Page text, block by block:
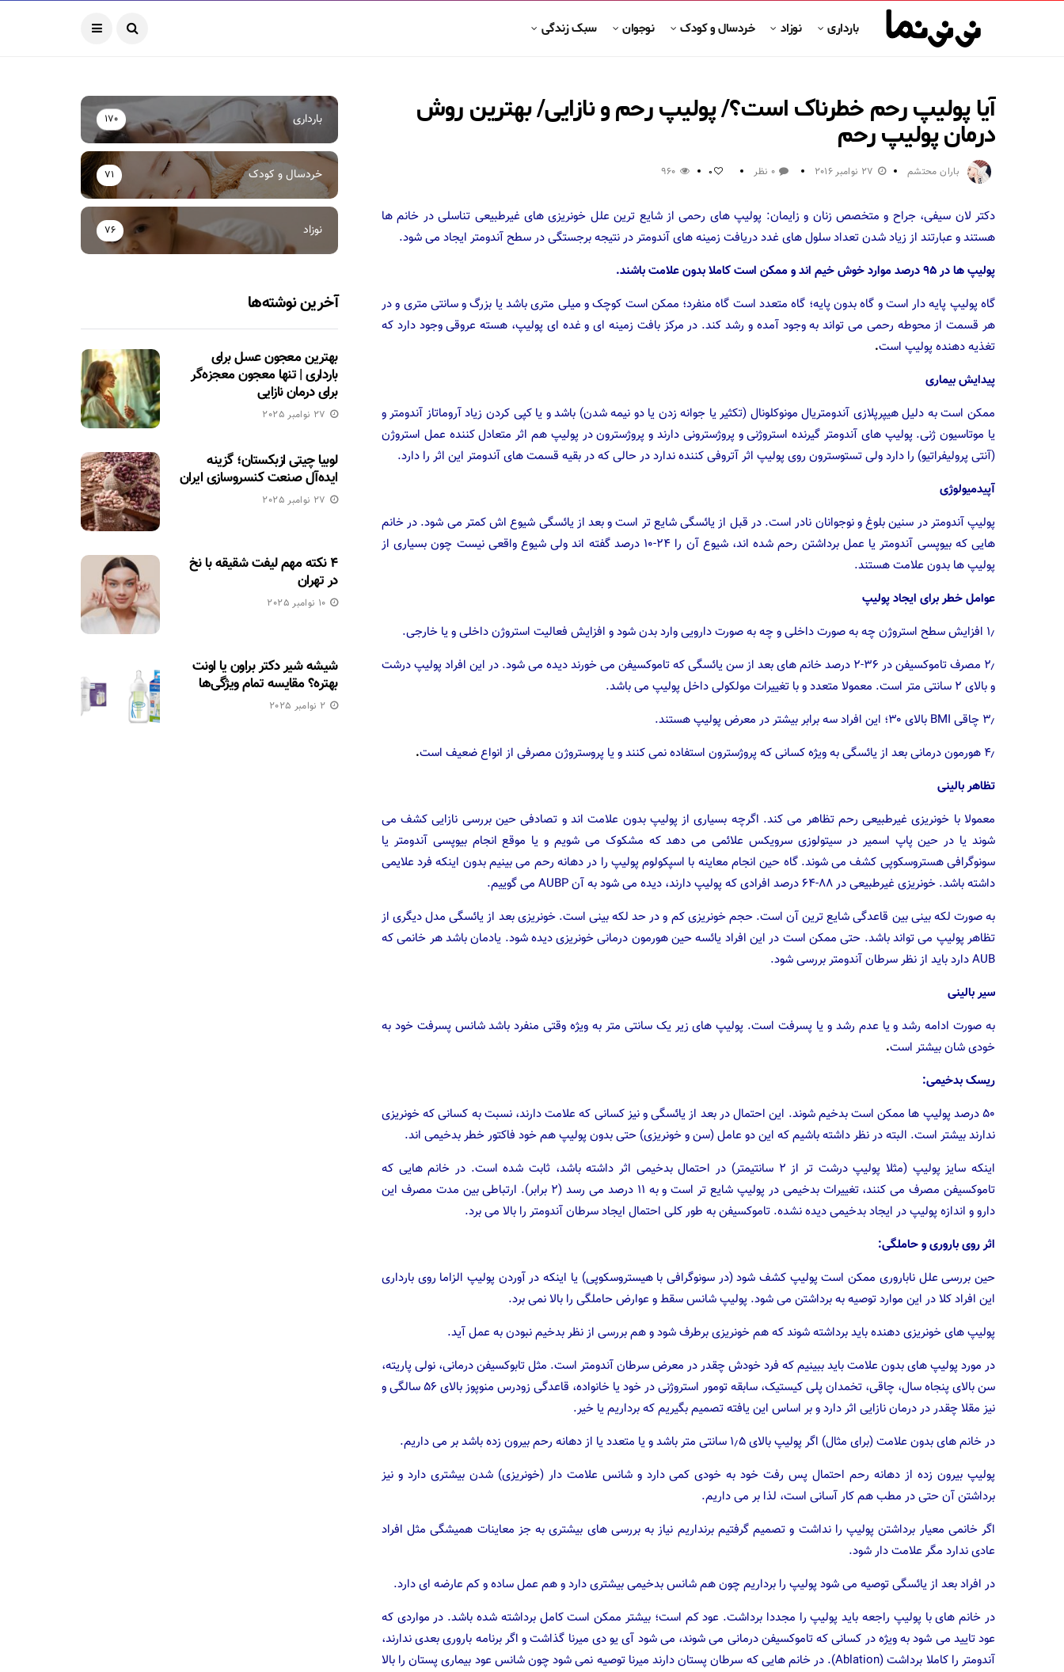
بارداری نوزاد خردسال و کودک نوجوان سبک زندگی
آیا پولیپ رحم خطرناک است؟/ پولیپ رحم و نازایی/ بهترین روش
درمان پولیپ رحم
باران محتشم 27 نوامبر 2016 0 نظر 0
960
دکتر لان سیفی، جراح و متخصص زنان و زایمان: پولیپ های رحمی از شایع ترین علل خونریزی های غیرطبیعی تناسلی در خانم ها
هستند و عبارتند از زیاد شدن تعداد سلول های غدد دریافت زمینه های آندومتر در نتیجه برجستگی در سطح آندومتر ایجاد می شود.
پولیپ ها در ۹۵ درصد موارد خوش خیم اند و ممکن است کاملا بدون علامت باشند.
گاه پولیپ پایه دار است و گاه بدون پایه؛ گاه متعدد است گاه منفرد؛ ممکن است کوچک و میلی متری باشد یا بزرگ و سانتی متری و در
هر قسمت از محوطه رحمی می تواند به وجود آمده و رشد کند. در مرکز بافت زمینه ای و غده ای پولیپ، هسته عروقی وجود دارد که
تغذیه دهنده پولیپ است.
پیدایش بیماری
ممکن است به دلیل هیپرپلازی آندومتریال مونوکلونال (تکثیر یا جوانه زدن یا دو نیمه شدن) باشد و یا کپی کردن زیاد آروماتاز آندومتر و
یا موتاسیون ژنی. پولیپ های آندومتر گیرنده استروژنی و پروژسترونی دارند و پروژسترون در پولیپ هم اثر متعادل کننده عمل استروژن
(آنتی پرولیفراتیو) را دارد ولی تستوسترون روی پولیپ اثر آتروفی کننده ندارد در حالی که در بقیه قسمت های آندومتر این اثر را دارد.
آپیدمیولوژی
پولیپ آندومتر در سنین بلوغ و نوجوانان نادر است. در قبل از یائسگی شایع تر است و بعد از یائسگی شیوع اش کمتر می شود. در خانم
هایی که بیوپسی آندومتر یا عمل برداشتن رحم شده اند، شیوع آن را ۲۴-۱۰ درصد گفته اند ولی شیوع واقعی نیست چون بسیاری از
پولیپ ها بدون علامت هستند.
عوامل خطر برای ایجاد پولیپ
۱٫ افزایش سطح استروژن چه به صورت داخلی و چه به صورت دارویی وارد بدن شود و افزایش فعالیت استروژن داخلی و یا خارجی.
۲٫ مصرف تاموکسیفن در ۳۶-۲ درصد خانم های بعد از سن یائسگی که تاموکسیفن می خورند دیده می شود. در این افراد پولیپ درشت
و بالای ۲ سانتی متر است. معمولا متعدد و با تغییرات مولکولی داخل پولیپ می باشد.
۳٫ چاقی BMI بالای ۳۰؛ این افراد سه برابر بیشتر در معرض پولیپ هستند.
۴٫ هورمون درمانی بعد از یائسگی به ویژه کسانی که پروژسترون استفاده نمی کنند و یا پروستروژن مصرفی از انواع ضعیف است
.
تظاهر بالینی
معمولا با خونریزی غیرطبیعی رحم تظاهر می کند. اگرچه بسیاری از پولیپ بدون علامت اند و تصادفی حین بررسی نازایی کشف می
شوند یا در حین پاپ اسمیر در سیتولوزی سرویکس علائمی می دهد که مشکوک می شویم و یا موقع انجام بیوپسی آندومتر یا
سونوگرافی هستروسکوپی کشف می شوند. گاه حین انجام معاینه با اسپکولوم پولیپ را در دهانه رحم می بینیم بدون اینکه فرد علایمی
داشته باشد. خونریزی غیرطبیعی در ۸۸-۶۴ درصد افرادی که پولیپ دارند، دیده می شود به آن AUBP می گوییم.
به صورت لکه بینی بین قاعدگی شایع ترین آن است. حجم خونریزی کم و در حد لکه بینی است. خونریزی بعد از یائسگی مدل دیگری از
تظاهر پولیپ می تواند باشد. حتی ممکن است در این افراد یائسه حین هورمون درمانی خونریزی دیده شود. یادمان باشد هر خانمی که
AUB دارد باید از نظر سرطان آندومتر بررسی شود.
سیر بالینی
به صورت ادامه رشد و یا عدم رشد و یا پسرفت است. پولیپ های زیر یک سانتی متر به ویژه وقتی منفرد باشد شانس پسرفت خود به
خودی شان بیشتر است.
ریسک بدخیمی:
۵۰ درصد پولیپ ها ممکن است بدخیم شوند. این احتمال در بعد از یائسگی و نیز کسانی که علامت دارند، نسبت به کسانی که خونریزی
ندارند بیشتر است. البته در نظر داشته باشیم که این دو عامل (سن و خونریزی) حتی بدون پولیپ هم خود فاکتور خطر بدخیمی اند.
اینکه سایز پولیپ (مثلا پولیپ درشت تر از ۲ سانتیمتر) در احتمال بدخیمی اثر داشته باشد، ثابت شده است. در خانم هایی که
تاموکسیفن مصرف می کنند، تغییرات بدخیمی در پولیپ شایع تر است و به ۱۱ درصد می رسد (۲ برابر). ارتباطی بین مدت مصرف این
دارو و اندازه پولیپ در ایجاد بدخیمی دیده نشده. تاموکسیفن به طور کلی احتمال ایجاد سرطان آندومتر را بالا می برد.
اثر روی باروری و حاملگی:
حین بررسی علل ناباروری ممکن است پولیپ کشف شود (در سونوگرافی با هیستروسکوپی) یا اینکه در آوردن پولیپ الزاما روی بارداری
این افراد کلا در این موارد توصیه به برداشتن می شود. پولیپ شانس سقط و عوارض حاملگی را بالا نمی برد.
پولیپ های خونریزی دهنده باید برداشته شوند که هم خونریزی برطرف شود و هم بررسی از نظر بدخیم نبودن به عمل آید.
در مورد پولیپ های بدون علامت باید ببینیم که فرد خودش چقدر در معرض سرطان آندومتر است. مثل تابوکسیفن درمانی، نولی پاریته،
سن بالای پنجاه سال، چاقی، تخمدان پلی کیستیک، سابقه تومور استروژنی در خود یا خانواده، قاعدگی زودرس منوپوز بالای ۵۶ سالگی و
نیز مقلا چقدر در درمان نازایی اثر دارد و بر اساس این یافته تصمیم بگیریم که برداریم یا خیر.
در خانم های بدون علامت (برای مثال) اگر پولیپ بالای ۱٫۵ سانتی متر باشد و یا متعدد یا از دهانه رحم بیرون زده باشد بر می داریم.
پولیپ بیرون زده از دهانه رحم احتمال پس رفت خود به خودی کمی دارد و شانس علامت دار (خونریزی) شدن بیشتری دارد و نیز
برداشتن آن حتی در مطب هم کار آسانی است، لذا بر می داریم.
اگر خانمی معیار برداشتن پولیپ را نداشت و تصمیم گرفتیم برنداریم نیاز به بررسی های بیشتری به جز معاینات همیشگی مثل افراد
عادی ندارد مگر علامت دار شود.
در افراد بعد از یائسگی توصیه می شود پولیپ را برداریم چون هم شانس بدخیمی بیشتری دارد و هم عمل ساده و کم عارضه ای دارد.
در خانم های با پولیپ راجعه باید پولیپ را مجددا برداشت. عود کم است؛ بیشتر ممکن است کامل برداشته شده باشد. در مواردی که
عود تایید می شود به ویژه در کسانی که تاموکسیفن درمانی می شوند، می شود آی یو دی میرنا گذاشت و اگر برنامه باروری بعدی ندارند،
آندومتر را کاملا برداشت (Ablation). در خانم هایی که سرطان پستان دارند میرنا توصیه نمی شود چون شانس عود بیماری پستان را بالا
بارداری 170
خردسال و کودک 71
نوزاد 76
آخرین نوشته‌ها
بهترین معجون عسل برای
بارداری | تنها معجون معجزه‌گر
برای درمان نازایی
27 نوامبر 2025
لوبیا چیتی ازبکستان؛ گزینه
ایده‌آل صنعت کنسروسازی ایران
27 نوامبر 2025
۴ نکته مهم لیفت شقیقه با نخ
در تهران
10 نوامبر 2025
شیشه شیر دکتر براون یا اونت
بهتره؟ مقایسه تمام ویژگی‌ها
2 نوامبر 2025